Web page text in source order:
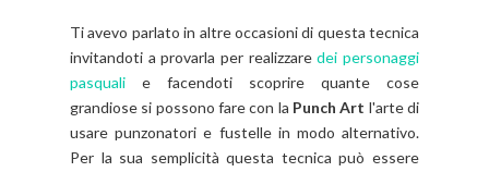
Ti avevo parlato in altre occasioni di questa tecnica
invitandoti a provarla per realizzaredei personaggi
pasquali e facendoti scoprire quante cose
grandiose si possono fare con la Punch Art l'arte di
usare punzonatori e fustelle in modo alternativo.
Per la sua semplicità questa tecnica può essere